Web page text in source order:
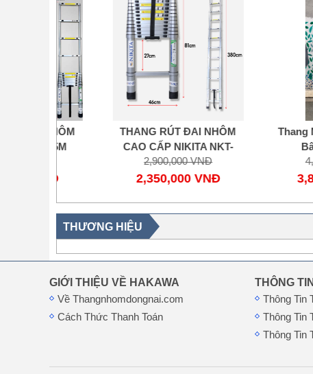
THANG RÚT ĐAI NHÔM
CAO CẤP NIKITA NKT-
R38N
2,900,000 VNĐ
2,350,000 VNĐ
Thang Nhôm
Bậc Nikita
THƯƠNG HIỆU
GIỚI THIỆU VỀ HAKAWA
Về Thangnhomdongnai.com
Cách Thức Thanh Toán
THÔNG
Thông Tin
Thông Tin
Thông Tin